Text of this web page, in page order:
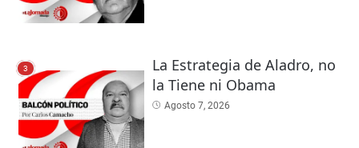
3
La Estrategia de Aladro, no
la Tiene ni Obama
Agosto 7, 2026